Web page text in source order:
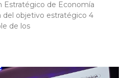
Estratégico de Economía
del objetivo estratégico 4
de los